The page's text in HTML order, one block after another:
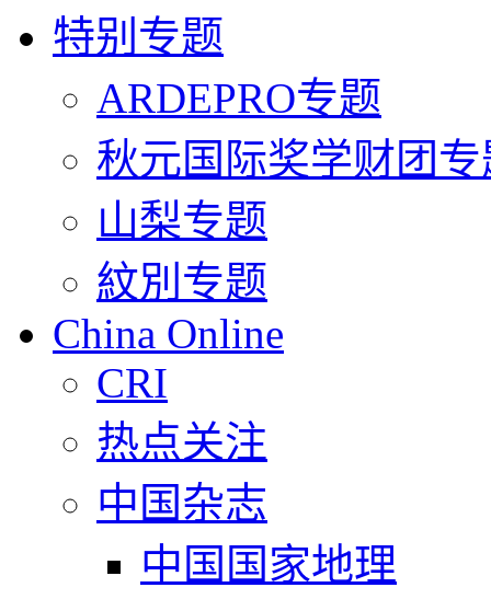
特别专题
ARDEPRO专题
秋元国际奖学财团专
山梨专题
紋別专题
China Online
CRI
热点关注
中国杂志
中国国家地理